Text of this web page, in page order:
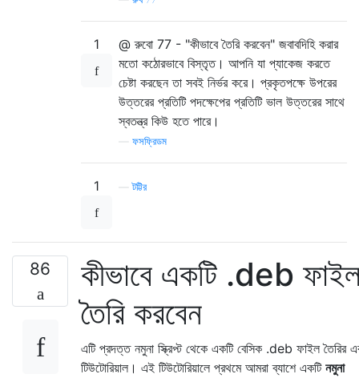
1
@ রুবো 77 - "কীভাবে তৈরি করবেন" জবাবদিহি করার
মতো কঠোরভাবে বিস্তৃত। আপনি যা প্যাকেজ করতে
চেষ্টা করছেন তা সবই নির্ভর করে। প্রকৃতপক্ষে উপরের
উত্তরের প্রতিটি পদক্ষেপের প্রতিটি ভাল উত্তরের সাথে
স্বতন্ত্র কিউ হতে পারে।
ফসফ্রিডম
1 —টট্টির
86
কীভাবে একটি .deb
তৈরি করবেন
এটি প্রদত্ত নমুনা স্ক্রিপ্ট থেকে একটি বেসিক .deb ফাইল তৈরির
টিউটোরিয়াল। এই টিউটোরিয়ালে প্রথমে আমরা ব্যাশে একটি নমুনা